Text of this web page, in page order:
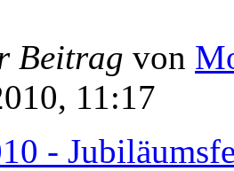
Beitrag von
11:17
-